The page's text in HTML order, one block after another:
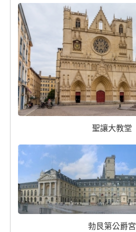
聖讓大教堂
勃艮第公爵宮